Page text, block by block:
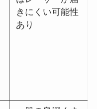
きにくい可能性
あり